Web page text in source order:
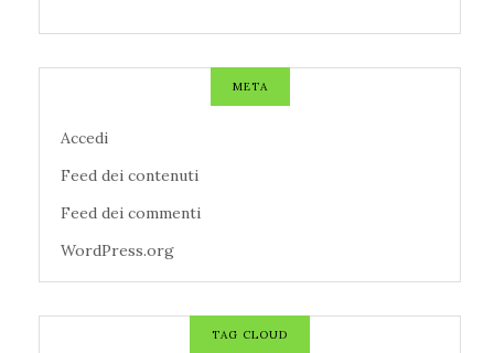
META
Accedi
Feed dei contenuti
Feed dei commenti
WordPress.org
TAG CLOUD